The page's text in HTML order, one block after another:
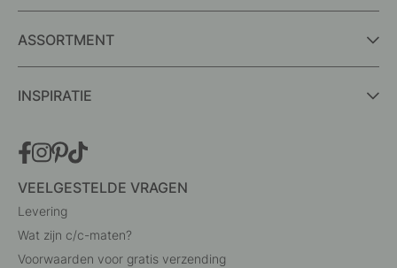
ASSORTMENT
INSPIRATIE
VEELGESTELDE VRAGEN
Levering
Wat zijn c/c-maten?
Voorwaarden voor gratis verzending